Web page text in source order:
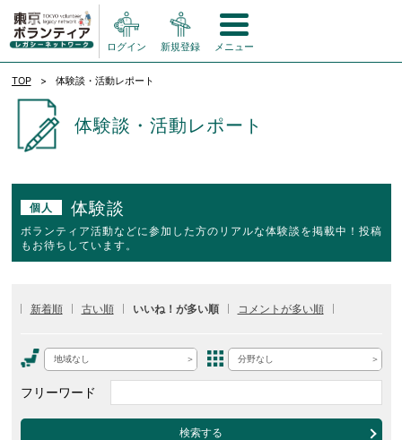
ログイン 新規登録 メニュー
TOP 体験談・活動レポート
体験談・活動レポート
個人 体験談
ボランティア活動などに参加した方のリアルな体験談を掲載中！投稿
もお待ちしています。
新着順 古い順 いいね！が多い順 コメントが多い順
地域なし 分野なし
フリーワード
検索する